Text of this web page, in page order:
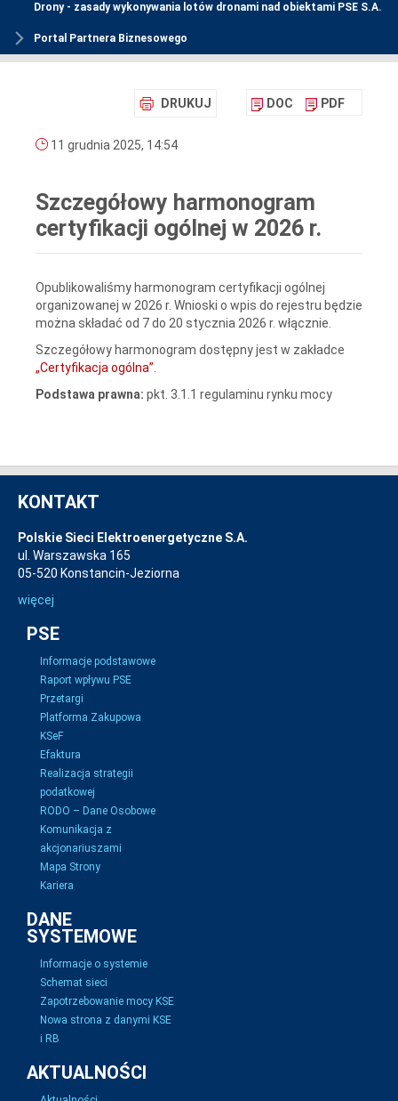
Drony - zasady wykonywania lotów dronami nad obiektami PSE S.A.
Portal Partnera Biznesowego
DRUKUJ DOC PDF
11 grudnia 2025, 14:54
Szczegółowy harmonogram
certyfikacji ogólnej w 2026 r.
Opublikowaliśmy harmonogram certyfikacji ogólnej
organizowanej w 2026 r. Wnioski o wpis do rejestru będzie
można składać od 7 do 20 stycznia 2026 r. włącznie.
Szczegółowy harmonogram dostępny jest w zakładce
„Certyfikacja ogólna”
Podstawa prawna: pkt. 3.1.1 regulaminu rynku mocy
KONTAKT
Polskie Sieci Elektroenergetyczne S.A.
ul. Warszawska 165
05-520 Konstancin-Jeziorna
więcej
PSE
Informacje podstawowe
Raport wpływu PSE
Przetargi
Platforma Zakupowa
KSeF
Efaktura
Realizacja strategii
podatkowej
RODO – Dane Osobowe
Komunikacja z
akcjonariuszami
Mapa Strony
Kariera
DANE
SYSTEMOWE
Informacje o systemie
Schemat sieci
Zapotrzebowanie mocy KSE
Nowa strona z danymi KSE
i RB
AKTUALNOŚCI